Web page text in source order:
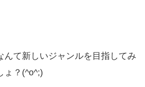
んて新しいジャンルを目指してみ
ょ？(^o^;)